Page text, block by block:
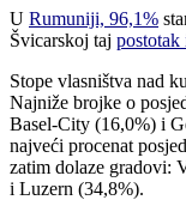
U Rumuniji, 96,1%
Švicarskoj taj postotak
Stope vlasništva nad
Najniže brojke o
Basel-City (16,0%) i
najveći procenat
zatim dolaze gradovi:
i Luzern (34,8%).